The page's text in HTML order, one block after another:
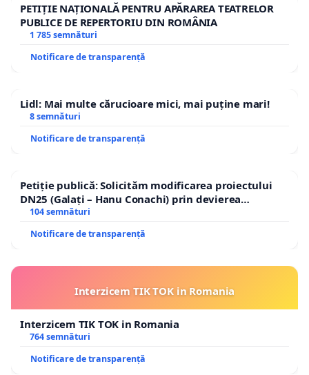
PETIȚIE NAȚIONALĂ PENTRU APĂRAREA TEATRELOR
PUBLICE DE REPERTORIU DIN ROMÂNIA
1 785 semnături
Notificare de transparență
Lidl: Mai multe cărucioare mici, mai puține mari!
8 semnături
Notificare de transparență
Petiție publică: Solicităm modificarea proiectului
DN25 (Galați – Hanu Conachi) prin devierea
traseului în afara localităților!
104 semnături
Notificare de transparență
Interzicem TIK TOK in Romania
Interzicem TIK TOK in Romania
764 semnături
Notificare de transparență